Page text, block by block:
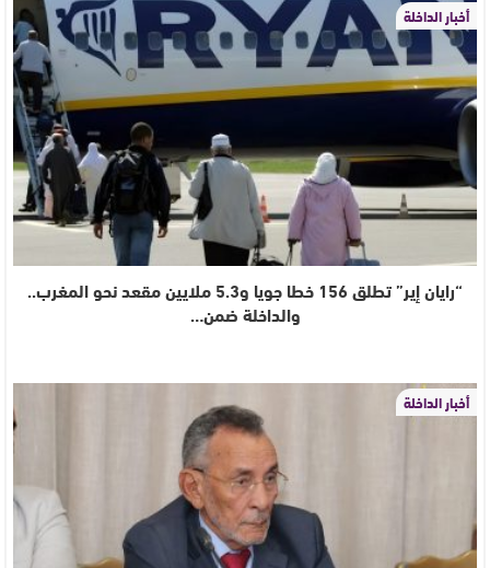
أخبار الداخلة
“رايان إير” تطلق 156 خطا جويا و5.3 ملايين مقعد نحو المغرب..
والداخلة ضمن…
أخبار الداخلة